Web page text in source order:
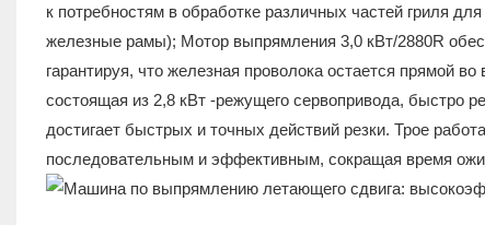
к потребностям в обработке различных частей гриля
железные рамы); Мотор выпрямления 3,0 кВт/2880R
гарантируя, что железная проволока остается прямой
состоящая из 2,8 кВт -режущего сервопривода, быстро
достигает быстрых и точных действий резки. Трое
последовательным и эффективным, сокращая время